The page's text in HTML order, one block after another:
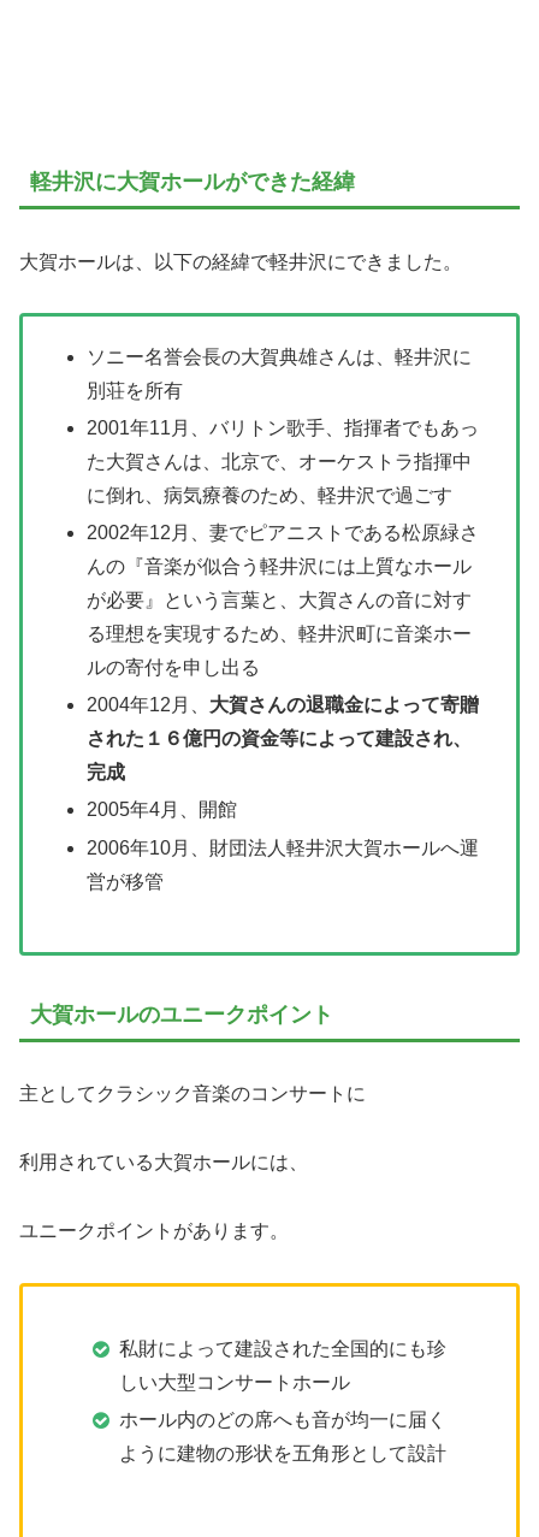
軽井沢に大賀ホールができた経緯
大賀ホールは、以下の経緯で軽井沢にできました。
ソニー名誉会長の大賀典雄さんは、軽井沢に
別荘を所有
2001年11月、バリトン歌手、指揮者でもあっ
た大賀さんは、北京で、オーケストラ指揮中
に倒れ、病気療養のため、軽井沢で過ごす
2002年12月、妻でピアニストである松原緑さ
んの『音楽が似合う軽井沢には上質なホール
が必要』という言葉と、大賀さんの音に対す
る理想を実現するため、軽井沢町に音楽ホー
ルの寄付を申し出る
2004年12月、 大賀さんの退職金によって寄贈
された１６億円の資金等によって建設され、
完成
2005年4月、開館
2006年10月、財団法人軽井沢大賀ホールへ運
営が移管
大賀ホールのユニークポイント
主としてクラシック音楽のコンサートに
利用されている大賀ホールには、
ユニークポイントがあります。
私財によって建設された全国的にも珍
しい大型コンサートホール
ホール内のどの席へも音が均一に届く
ように建物の形状を五角形として設計